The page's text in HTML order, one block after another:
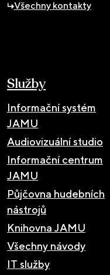
Všechny kontakty
Služby
Informační systém
JAMU
Audiovizuální studio
Informační centrum
JAMU
Půjčovna hudebních
nástrojů
Knihovna JAMU
Všechny návody
IT služby